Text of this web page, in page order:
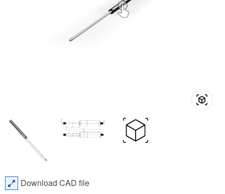
Download CAD file